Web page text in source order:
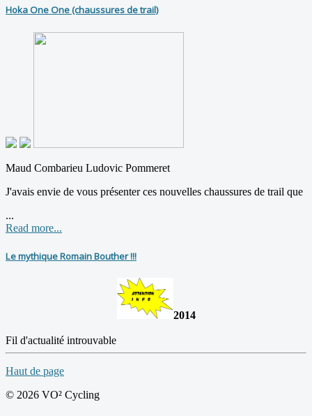
Hoka One One (chaussures de trail)
Maud Combarieu Ludovic Pommeret
J'avais envie de vous présenter ces nouvelles chaussures de trail que
...
Read more...
Le mythique Romain Bouther !!!
2014
Fil d'actualité introuvable
Haut de page
© 2026 VO² Cycling